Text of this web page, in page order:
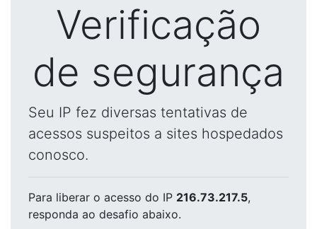
Verificação
de segurança
Seu IP fez diversas tentativas de
acessos suspeitos a sites hospedados
conosco.
Para liberar o acesso do IP 216.73.217.5,
responda ao desafio abaixo.